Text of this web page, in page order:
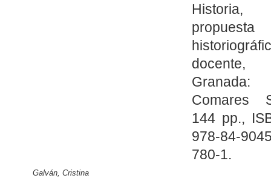
Historia,
propuesta
docente,
Granada:
Comares
144 pp.,
978-84-
780-1.
Galván, Cristina